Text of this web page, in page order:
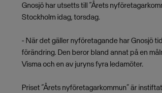
Gnosjö har utsetts till ”Årets
Stockholm idag, torsdag.
- När det gäller nyföretagande har Gnosjö
förändring. Den beror bland annat på en
Visma och en av juryns fyra ledamöter.
Priset ”Årets nyföretagarkommun” är